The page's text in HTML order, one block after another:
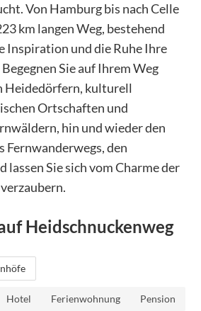
Von Hamburg bis nach Celle
km langen Weg, bestehend
Inspiration und die Ruhe Ihre
Sie auf Ihrem Weg
Heidedörfern, kulturell
Ortschaften und
hin und wieder den
Fernwanderwegs, den
lassen Sie sich vom Charme der
Heidschnuckenweg
Hotel Ferienwohnung Pension